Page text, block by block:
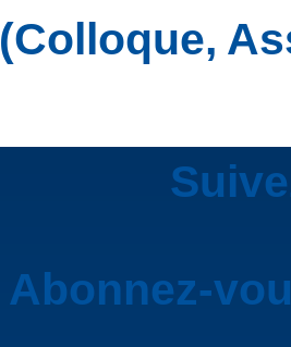
(Colloque,
Abonnez-